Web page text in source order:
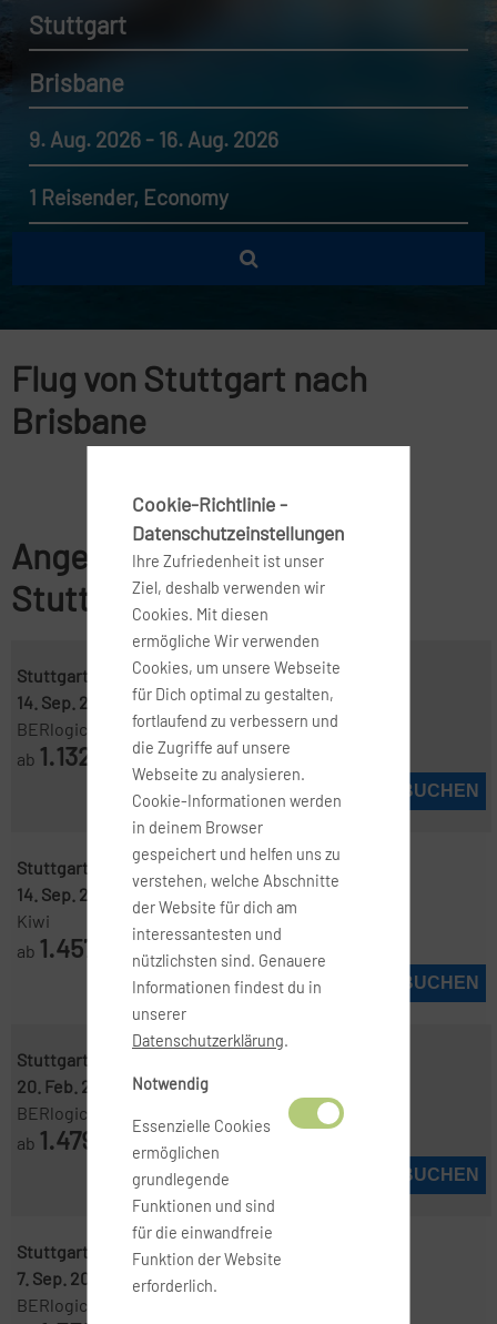
Stuttgart
Brisbane
9. Aug. 2026 - 16. Aug. 2026
1 Reisender, Economy
Flug von Stuttgart nach
Brisbane
Angebote für Flüge von
Stuttgart nach Brisbane
Stuttgart ( STR )-Brisbane ( BNE )
14. Sep. 2026
20. Sep. 2026
BERlogic
ab 1.132
JETZT BUCHEN
Stuttgart ( STR )-Brisbane ( BNE )
14. Sep. 2026
20. Sep. 2026
Kiwi
ab 1.457
JETZT BUCHEN
Stuttgart ( STR )
20. Feb. 2027
6. März 2027
BERlogic
ab 1.479
JETZT BUCHEN
Stuttgart ( STR )-Brisbane ( BNE )
7. Sep. 2026
14. Sep. 2026
BERlogic
Cookie-Richtlinie -
Datenschutzeinstellungen
Ihre Zufriedenheit ist unser
Ziel, deshalb verwenden wir
Cookies. Mit diesen
ermögliche Wir verwenden
Cookies, um unsere Webseite
für Dich optimal zu gestalten,
fortlaufend zu verbessern und
die Zugriffe auf unsere
Webseite zu analysieren.
Cookie-Informationen werden
in deinem Browser
gespeichert und helfen uns zu
verstehen, welche Abschnitte
der Website für dich am
interessantesten und
nützlichsten sind. Genauere
Informationen findest du in
unserer
Datenschutzerklärung.
Notwendig
Essenzielle Cookies
ermöglichen
grundlegende
Funktionen und sind
für die einwandfreie
Funktion der Website
erforderlich.